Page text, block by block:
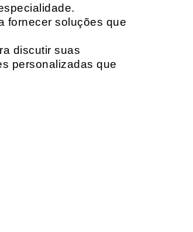
fornecer soluções que
discutir suas
personalizadas que